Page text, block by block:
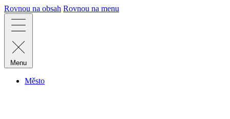
Rovnou na obsah Rovnou na menu
Menu
Město